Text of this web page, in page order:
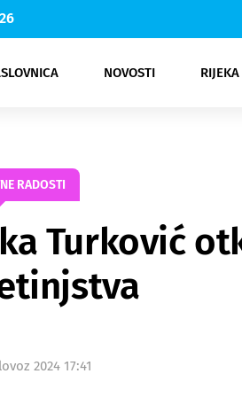
NOVOSTI
Rijeka Opatija
NK
Moda
Kultura
RADOSTI
Turković
2024 17:41